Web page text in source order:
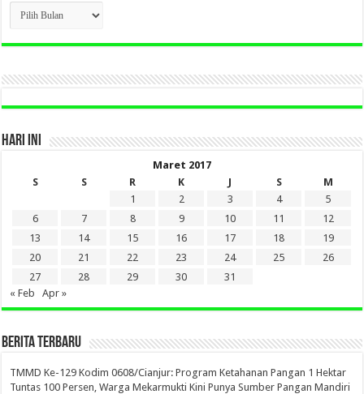
CLICK
BERITA
LAMA
DI
HARI INI
Maret 2017
S
S R K J S
M
1
2 3 4
5
6
7 8 9 10 11
12
13
14 15 16 17 18
19
20
21 22 23 24 25
26
27
28 29 30
31
« Feb
Apr »
BERITA TERBARU
TMMD Ke-129 Kodim 0608/Cianjur: Program Ketahanan Pangan 1 Hektar
Tuntas 100 Persen, Warga Mekarmukti Kini Punya Sumber Pangan Mandiri